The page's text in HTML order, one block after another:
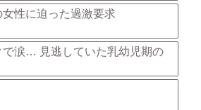
性に迫った過激要求
で涙… 見逃していた乳幼児期の